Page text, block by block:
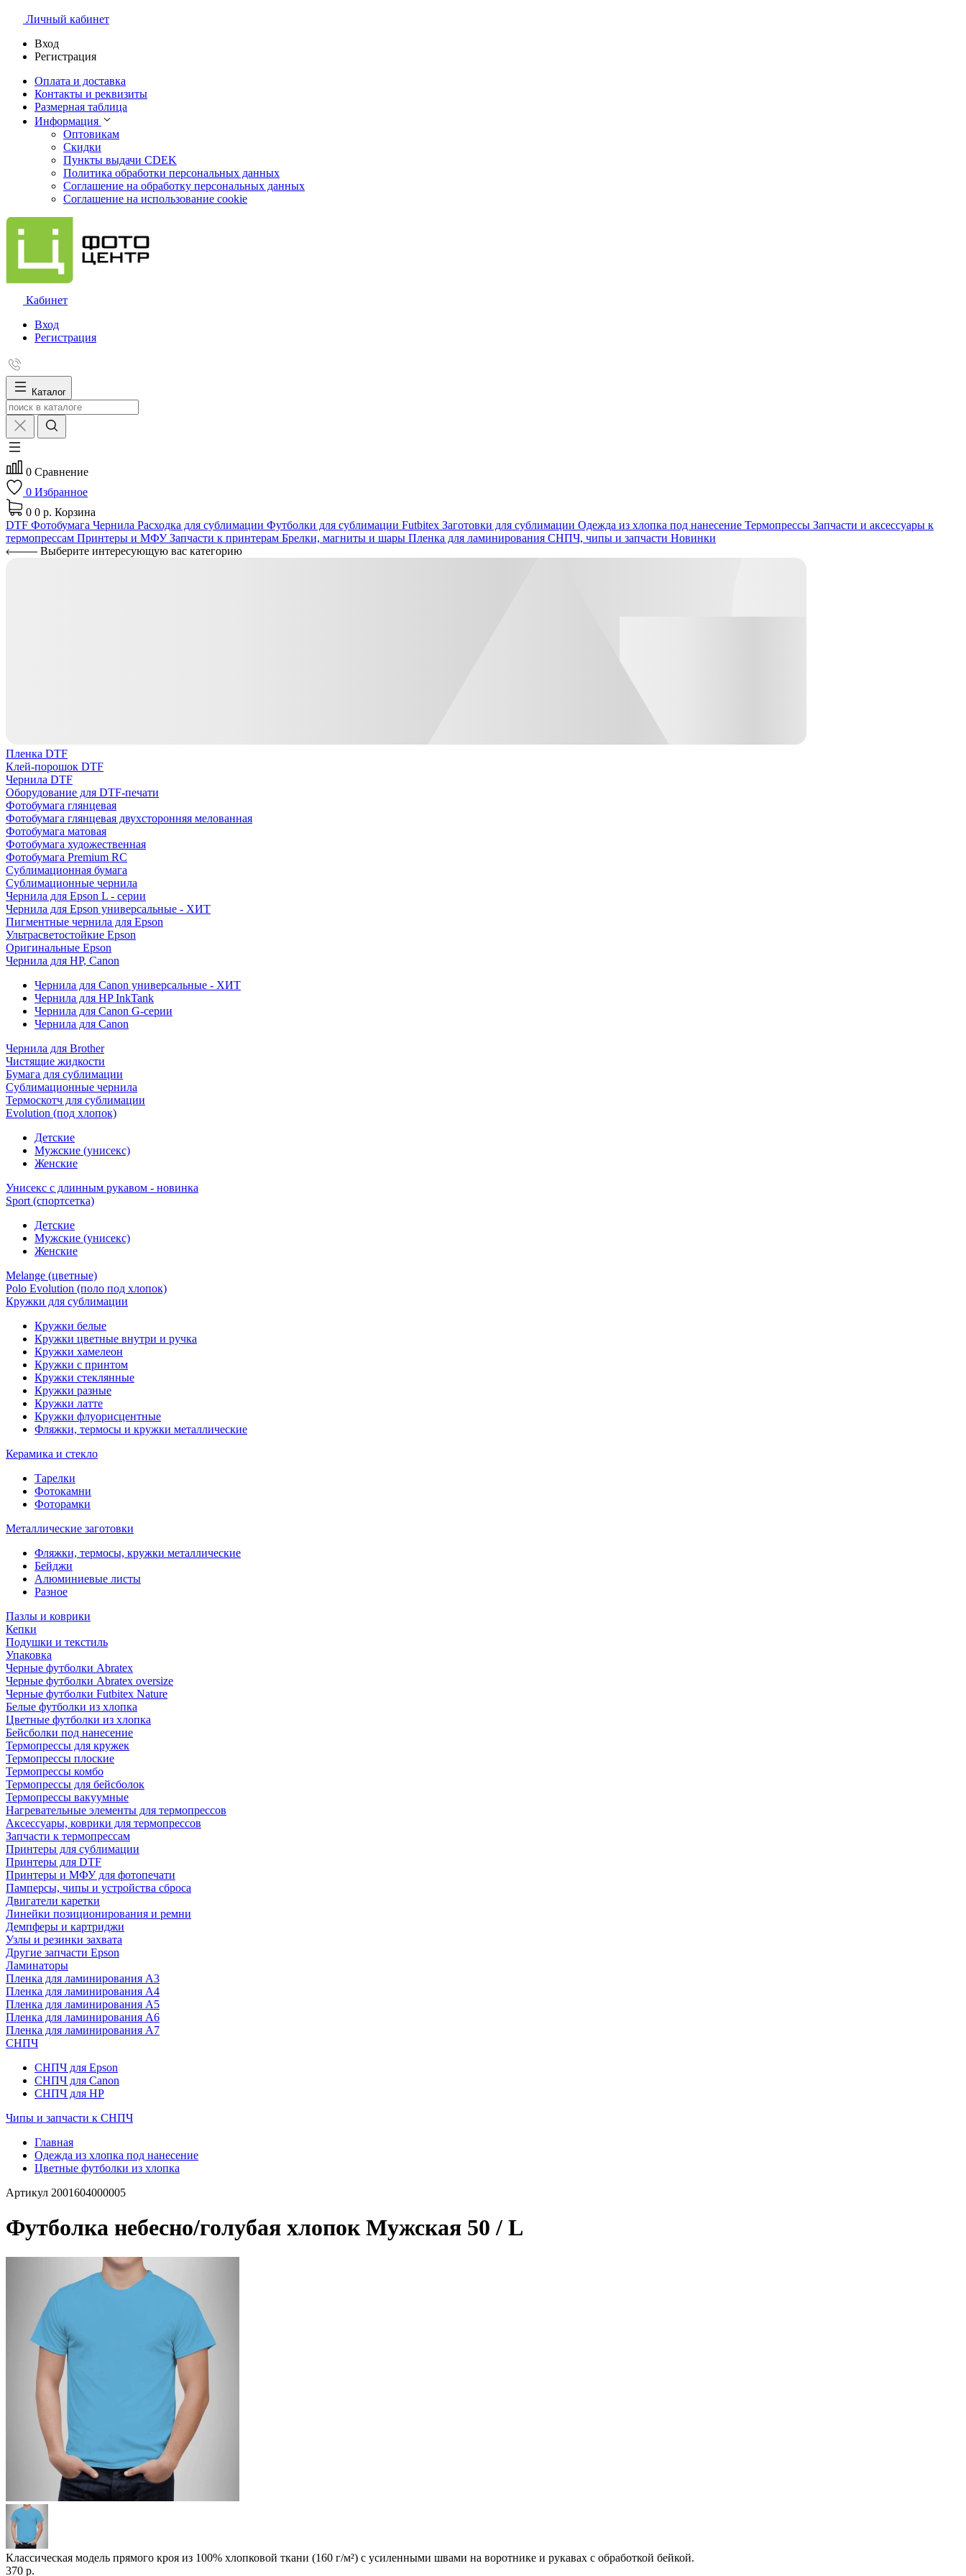
Личный кабинет
Вход
Регистрация
Оплата и доставка
Контакты и реквизиты
Размерная таблица
Информация
Оптовикам
Скидки
Пункты выдачи CDEK
Политика обработки персональных данных
Соглашение на обработку персональных данных
Соглашение на использование cookie
Кабинет
Вход
Регистрация
Каталог
0 Сравнение
0 Избранное
0 0 р. Корзина
DTF Фотобумага Чернила Расходка для сублимации Футболки для сублимации Futbitex Заготовки для сублимации Одежда из хлопка под нанесение Термопрессы Запчасти и аксессуары к
термопрессам Принтеры и МФУЗапчасти к принтерам Брелки, магниты и шары Пленка для ламинирования СНПЧ, чипы и запчасти Новинки
Выберите интересующую вас категорию
Пленка DTF
Клей-порошок DTF
Чернила DTF
Оборудование для DTF-печати
Фотобумага глянцевая
Фотобумага глянцевая двухсторонняя мелованная
Фотобумага матовая
Фотобумага художественная
Фотобумага Premium RC
Сублимационная бумага
Сублимационные чернила
Чернила для Epson L - серии
Чернила для Epson универсальные - ХИТ
Пигментные чернила для Epson
Ультрасветостойкие Epson
Оригинальные Epson
Чернила для HP, Canon
Чернила для Canon универсальные - ХИТ
Чернила для HP InkTank
Чернила для Canon G-серии
Чернила для Canon
Чернила для Brother
Чистящие жидкости
Бумага для сублимации
Сублимационные чернила
Термоскотч для сублимации
Evolution (под хлопок)
Детские
Мужские (унисекс)
Женские
Унисекс с длинным рукавом - новинка
Sport (спортсетка)
Детские
Мужские (унисекс)
Женские
Melange (цветные)
Polo Evolution (поло под хлопок)
Кружки для сублимации
Кружки белые
Кружки цветные внутри и ручка
Кружки хамелеон
Кружки c принтом
Кружки стеклянные
Кружки разные
Кружки латте
Кружки флуорисцентные
Фляжки, термосы и кружки металлические
Керамика и стекло
Тарелки
Фотокамни
Фоторамки
Металлические заготовки
Фляжки, термосы, кружки металлические
Бейджи
Алюминиевые листы
Разное
Пазлы и коврики
Кепки
Подушки и текстиль
Упаковка
Черные футболки Abratex
Черные футболки Abratex oversize
Черные футболки Futbitex Nature
Белые футболки из хлопка
Цветные футболки из хлопка
Бейсболки под нанесение
Термопрессы для кружек
Термопрессы плоские
Термопрессы комбо
Термопрессы для бейсболок
Термопрессы вакуумные
Нагревательные элементы для термопрессов
Аксессуары, коврики для термопрессов
Запчасти к термопрессам
Принтеры для сублимации
Принтеры для DTF
Принтеры и МФУ для фотопечати
Памперсы, чипы и устройства сброса
Двигатели каретки
Линейки позиционирования и ремни
Демпферы и картриджи
Узлы и резинки захвата
Другие запчасти Epson
Ламинаторы
Пленка для ламинирования А3
Пленка для ламинирования А4
Пленка для ламинирования А5
Пленка для ламинирования А6
Пленка для ламинирования А7
СНПЧ
СНПЧ для Epson
СНПЧ для Canon
СНПЧ для HP
Чипы и запчасти к СНПЧ
Главная
Одежда из хлопка под нанесение
Цветные футболки из хлопка
Артикул 2001604000005
Футболка небесно/голубая хлопок Мужская 50 / L
Классическая модель прямого кроя из 100% хлопковой ткани (160 г/м²) с усиленными швами на воротнике и рукавах с обработкой бейкой.
370 р.